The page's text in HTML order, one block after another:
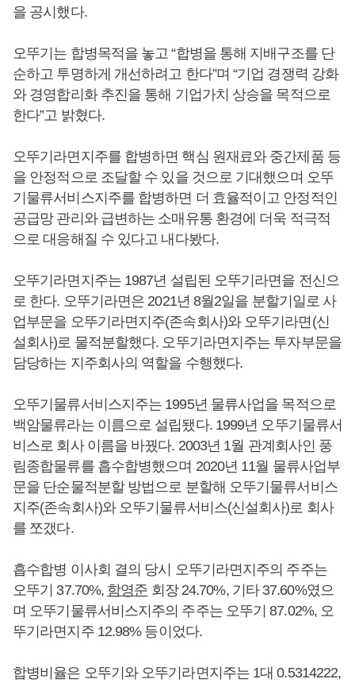
을 공시했다.
오뚜기는 합병목적을 놓고 “합병을 통해 지배구조를 단
순하고 투명하게 개선하려고 한다”며 “기업 경쟁력 강화
와 경영합리화 추진을 통해 기업가치 상승을 목적으로
한다”고 밝혔다.
오뚜기라면지주를 합병하면 핵심 원재료와 중간제품 등
을 안정적으로 조달할 수 있을 것으로 기대했으며 오뚜
기물류서비스지주를 합병하면 더 효율적이고 안정적인
공급망 관리와 급변하는 소매유통 환경에 더욱 적극적
으로 대응해질 수 있다고 내다봤다.
오뚜기라면지주는 1987년 설립된 오뚜기라면을 전신으
로 한다. 오뚜기라면은 2021년 8월2일을 분할기일로 사
업부문을 오뚜기라면지주(존속회사)와 오뚜기라면(신
설회사)로 물적분할했다. 오뚜기라면지주는 투자부문을
담당하는 지주회사의 역할을 수행했다.
오뚜기물류서비스지주는 1995년 물류사업을 목적으로
백암물류라는 이름으로 설립됐다. 1999년 오뚜기물류서
비스로 회사 이름을 바꿨다. 2003년 1월 관계회사인 풍
림종합물류를 흡수합병했으며 2020년 11월 물류사업부
문을 단순물적분할 방법으로 분할해 오뚜기물류서비스
지주(존속회사)와 오뚜기물류서비스(신설회사)로 회사
를 쪼갰다.
흡수합병 이사회 결의 당시 오뚜기라면지주의 주주는
오뚜기 37.70%, 함영준 회장 24.70%, 기타 37.60%였으
며 오뚜기물류서비스지주의 주주는 오뚜기 87.02%, 오
뚜기라면지주 12.98% 등이었다.
합병비율은 오뚜기와 오뚜기라면지주는 1대 0.5314222,